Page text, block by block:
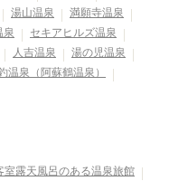
湯山温泉
満願寺温泉
泉
セキアヒルズ温泉
人吉温泉
湯の児温泉
温泉（阿蘇鶴温泉）
室露天風呂のある温泉旅館